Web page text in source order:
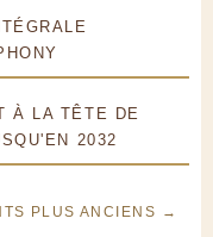
À LA TÊTE DE
2032
PLUS ANCIENS →